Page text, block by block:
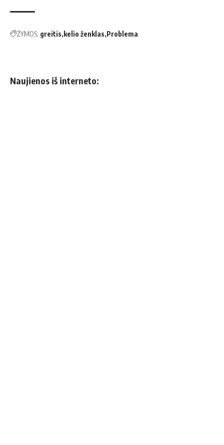
ŽYMOS: greitis kelio ženklas Problema
Naujienos iš interneto: